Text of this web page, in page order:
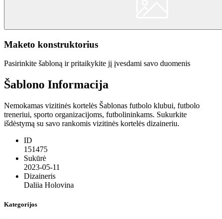
Maketo konstruktorius
Pasirinkite šabloną ir pritaikykite jį įvesdami savo duomenis
Šablono Informacija
Nemokamas vizitinės kortelės Šablonas futbolo klubui, futbolo
treneriui, sporto organizacijoms, futbolininkams. Sukurkite
išdėstymą su savo rankomis vizitinės kortelės dizaineriu.
ID
151475
Sukūrė
2023-05-11
Dizaineris
Daliia Holovina
Kategorijos